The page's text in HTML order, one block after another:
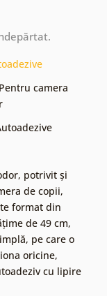
Pentru camera
potrivit și
de copii,
format din
de 49 cm,
pe care o
oricine,
cu lipire